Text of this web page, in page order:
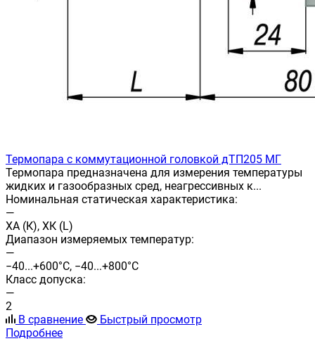
Термопара с коммутационной головкой дТП205 МГ
Термопара предназначена для измерения температуры
жидких и газообразных сред, неагрессивных к...
Номинальная статическая характеристика:
—
ХА (К), ХК (L)
Диапазон измеряемых температур:
—
−40...+600°С, −40...+800°С
Класс допуска:
—
2
В сравнение
Быстрый просмотр
Подробнее